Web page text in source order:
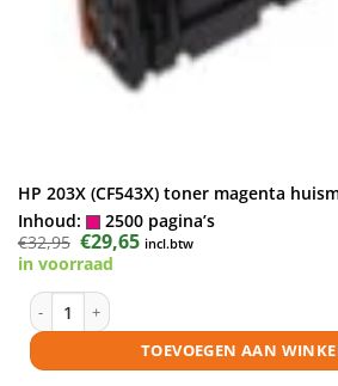
HP 203X (CF543X) toner magenta
Inhoud:
2500 pagina’s
€32,95 Oorspronkelijke
prijs
was:
€29,65Huidige
prijs
incl.btw
in voorraad
HP 203X (CF543X) toner magenta huismerk
TOEVOEGEN AAN